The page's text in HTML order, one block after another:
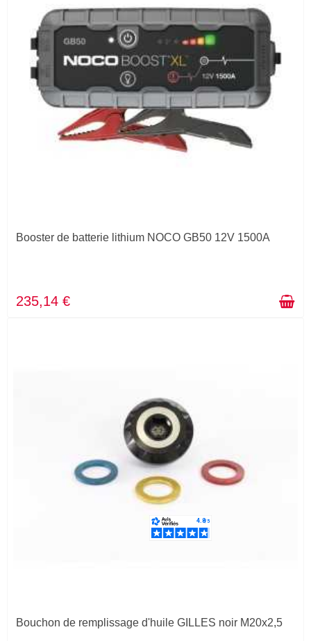
Booster de batterie lithium NOCO GB50 12V 1500A
235,14 €
Bouchon de remplissage d'huile GILLES noir M20x2,5